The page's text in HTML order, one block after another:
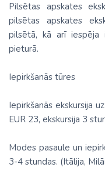
Pilsētas apskates
pilsētas apskates
pilsētā, kā arī iespēja
pieturā.
Iepirkšanās tūres
Iepirkšanās ekskursija
EUR 23, ekskursija 3
Modes pasaule un
3-4 stundas. (Itālija,